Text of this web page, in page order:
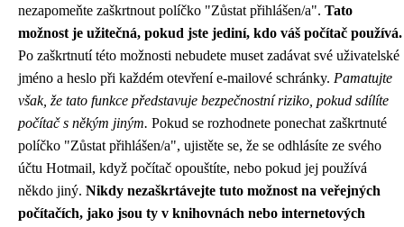
nezapomeňte zaškrtnout políčko "Zůstat přihlášen/a". Tato
možnost je užitečná, pokud jste jediní, kdo váš počítač používá.
Po zaškrtnutí této možnosti nebudete muset zadávat své uživatelské
jméno a heslo při každém otevření e-mailové schránky. Pamatujte
však, že tato funkce představuje bezpečnostní riziko, pokud sdílíte
počítač s někým jiným. Pokud se rozhodnete ponechat zaškrtnuté
políčko "Zůstat přihlášen/a", ujistěte se, že se odhlásíte ze svého
účtu Hotmail, když počítač opouštíte, nebo pokud jej používá
někdo jiný. Nikdy nezaškrtávejte tuto možnost na veřejných
počítačích, jako jsou ty v knihovnách nebo internetových